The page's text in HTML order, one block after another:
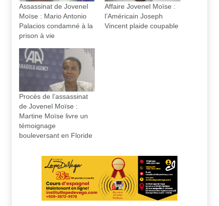
Assassinat de Jovenel
Moïse : Mario Antonio
Palacios condamné à la
prison à vie
Affaire Jovenel Moïse :
l’Américain Joseph
Vincent plaide coupable
Procès de l’assassinat
de Jovenel Moïse :
Martine Moïse livre un
témoignage
bouleversant en Floride